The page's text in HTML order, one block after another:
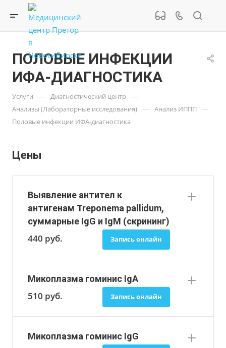
ПОЛОВЫЕ ИНФЕКЦИИ
ИФА-ДИАГНОСТИКА
Услуги — Диагностический центр —
Анализы (Лабораторные исследования) — Анализ ИППП —
Половые инфекции ИФА-диагностика
Цены
Выявление антител к
антигенам Treponema pallidum,
суммарные IgG и IgM (скрининг)
440 руб. Запись онлайн
Микоплазма гоминис IgA
510 руб. Запись онлайн
Микоплазма гоминис IgG